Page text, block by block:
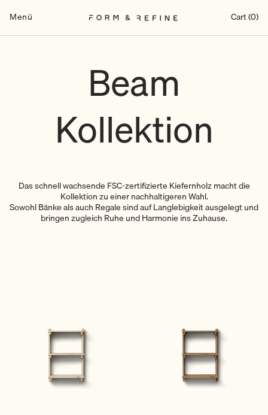
InhaltMenü Cart (0)
Beam
Kollektion
Das schnell wachsende FSC-zertifizierte Kiefernholz macht die
Kollektion zu einer nachhaltigeren Wahl.
Sowohl Bänke als auch Regale sind auf Langlebigkeit ausgelegt und
bringen zugleich Ruhe und Harmonie ins Zuhause.